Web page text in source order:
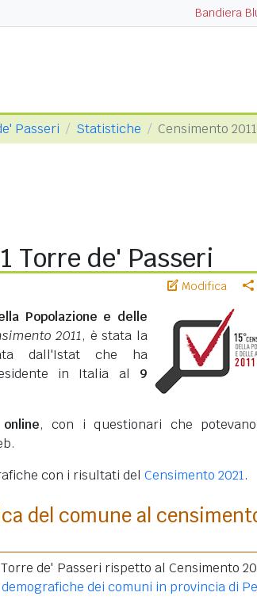
Bandiera
Passeri Statistiche Censimento 2011
Torre de' Passeri
Modifica
Popolazione e delle
2011, è stata la
dall'Istat che ha
in Italia al 9
, con i questionari che
con i risultati del Censimento 2021.
del comune al
de' Passeri rispetto al Censimento
dei comuni in provincia di